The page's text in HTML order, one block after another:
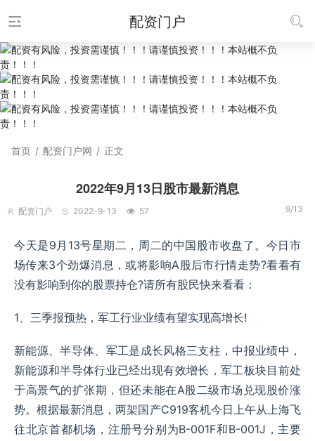
配资门户
首页 / 配资门户网 / 正文
2022年9月13日股市最新消息
配资门户 2022-9-13 57 9/13
今天是9月13号星期二，周二的中国股市收盘了。今日市
场传来3个劲爆消息，或将影响A股后市行情走势?看看有
没有影响到你的股票持仓?请所有股民快来看看：
1、三季报预热，军工行业业绩有望实现高增长!
新能源、半导体、军工是成长风格三支柱，中报业绩中，
新能源和半导体行业已经出现有效增长，军工板块目前处
于高景气的扩张期，但还未能在A股二级市场兑现股价涨
势。根据最新消息，两架国产C919客机今日上午从上海飞
往北京首都机场，注册号分别为B-001F和B-001J，主要